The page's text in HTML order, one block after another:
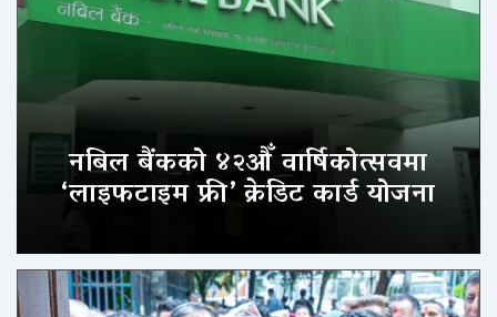
नबिल बैंकको ४२औँ वार्षिकोत्सवमा
‘लाइफटाइम फ्री’ क्रेडिट कार्ड योजना